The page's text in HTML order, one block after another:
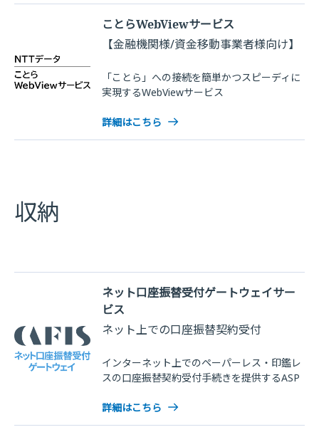
ことらWebViewサービス
【金融機関様/資金移動事業者様向け】
「ことら」への接続を簡単かつスピーディに
実現するWebViewサービス
詳細はこちら
収納
ネット口座振替受付ゲートウェイサー
ビス
ネット上での口座振替契約受付
インターネット上でのペーパーレス・印鑑レ
スの口座振替契約受付手続きを提供するASP
詳細はこちら